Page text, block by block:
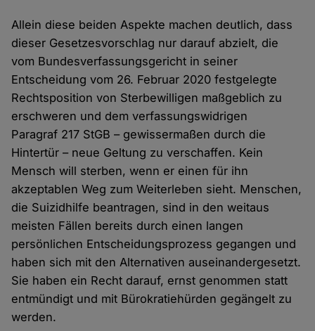
Allein diese beiden Aspekte machen deutlich, dass
dieser Gesetzesvorschlag nur darauf abzielt, die
vom Bundesverfassungsgericht in seiner
Entscheidung vom 26. Februar 2020 festgelegte
Rechtsposition von Sterbewilligen maßgeblich zu
erschweren und dem verfassungswidrigen
Paragraf 217 StGB – gewissermaßen durch die
Hintertür – neue Geltung zu verschaffen. Kein
Mensch will sterben, wenn er einen für ihn
akzeptablen Weg zum Weiterleben sieht. Menschen,
die Suizidhilfe beantragen, sind in den weitaus
meisten Fällen bereits durch einen langen
persönlichen Entscheidungsprozess gegangen und
haben sich mit den Alternativen auseinandergesetzt.
Sie haben ein Recht darauf, ernst genommen statt
entmündigt und mit Bürokratiehürden gegängelt zu
werden.